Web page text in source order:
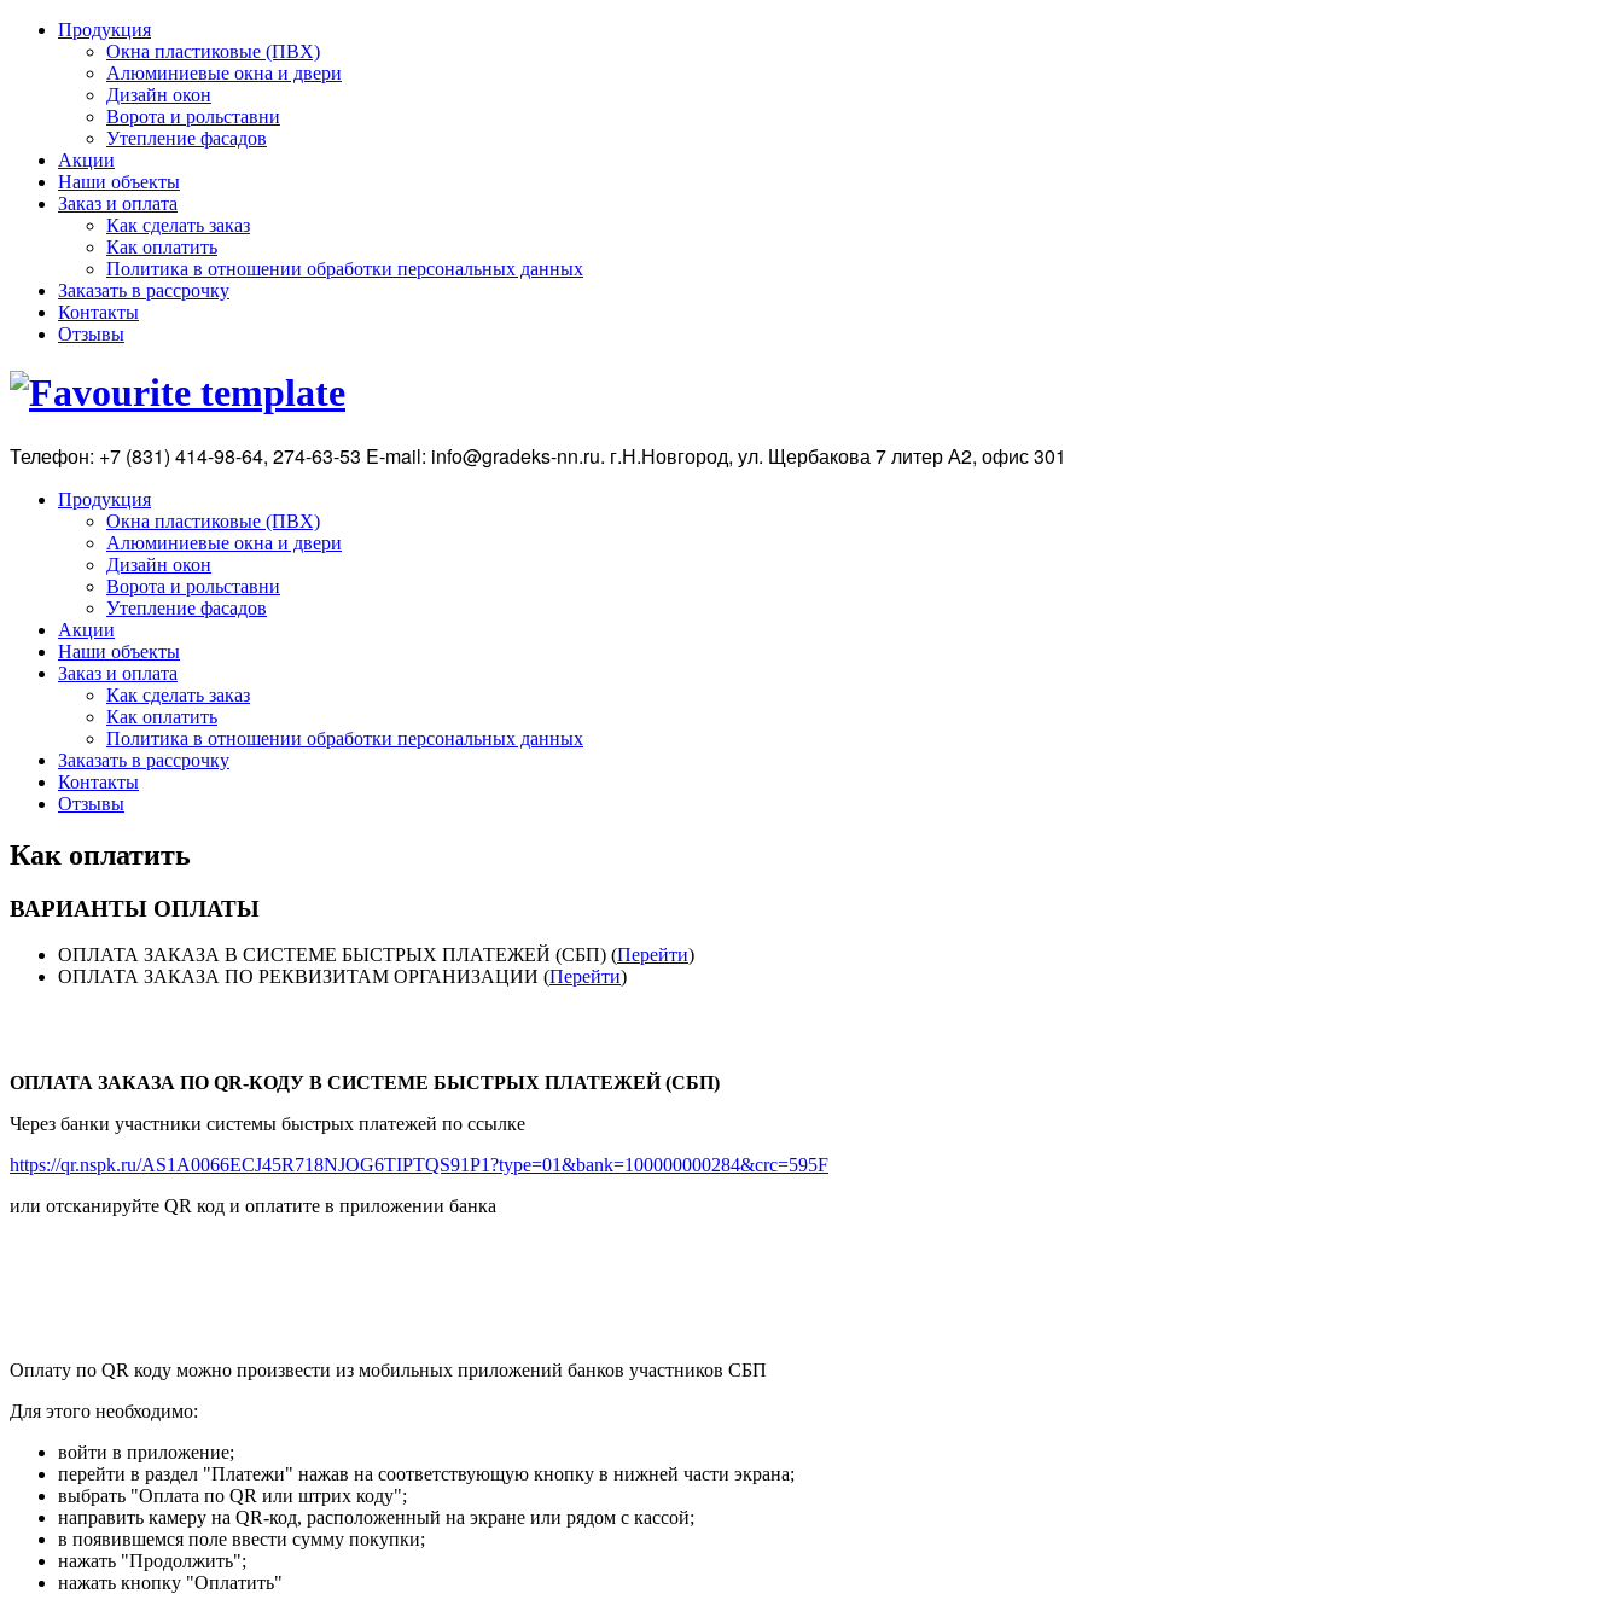
Продукция
Окна пластиковые (ПВХ)
Алюминиевые окна и двери
Дизайн окон
Ворота и рольставни
Утепление фасадов
Акции
Наши объекты
Заказ и оплата
Как сделать заказ
Как оплатить
Политика в отношении обработки персональных данных
Заказать в рассрочку
Контакты
Отзывы
Телефон: +7 (831) 414-98-64, 274-63-53 E-mail: info@gradeks-nn.ru. г.Н.Новгород, ул. Щербакова 7 литер А2, офис 301
Продукция
Окна пластиковые (ПВХ)
Алюминиевые окна и двери
Дизайн окон
Ворота и рольставни
Утепление фасадов
Акции
Наши объекты
Заказ и оплата
Как сделать заказ
Как оплатить
Политика в отношении обработки персональных данных
Заказать в рассрочку
Контакты
Отзывы
Как оплатить
ВАРИАНТЫ ОПЛАТЫ
ОПЛАТА ЗАКАЗА В СИСТЕМЕ БЫСТРЫХ ПЛАТЕЖЕЙ (СБП) (Перейти)
ОПЛАТА ЗАКАЗА ПО РЕКВИЗИТАМ ОРГАНИЗАЦИИ (Перейти)
ОПЛАТА ЗАКАЗА ПО QR-КОДУ В СИСТЕМЕ БЫСТРЫХ ПЛАТЕЖЕЙ (СБП)
Через банки участники системы быстрых платежей по ссылке
https://qr.nspk.ru/AS1A0066ECJ45R718NJOG6TIPTQS91P1?type=01&bank=100000000284&crc=595F
или отсканируйте QR код и оплатите в приложении банка
Оплату по QR коду можно произвести из мобильных приложений банков участников СБП
Для этого необходимо:
войти в приложение;
перейти в раздел "Платежи" нажав на соответствующую кнопку в нижней части экрана;
выбрать "Оплата по QR или штрих коду";
направить камеру на QR-код, расположенный на экране или рядом с кассой;
в появившемся поле ввести сумму покупки;
нажать "Продолжить";
нажать кнопку "Оплатить"